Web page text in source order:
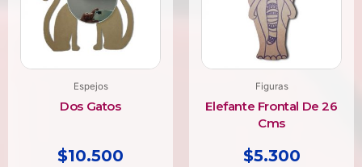
Espejos
Dos Gatos
$10.500
Figuras
Elefante Frontal De 26
Cms
$5.300